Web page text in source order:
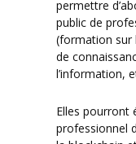
permettre
public de
(formation sur
de
l’information,
Elles pourront
professionnel